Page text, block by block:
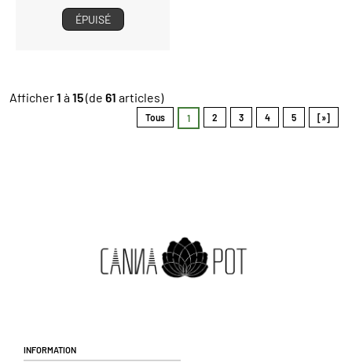
ÉPUISÉ
Afficher1 à15(de 61 articles)
Tous 1 2 3 4 5 [»]
Information